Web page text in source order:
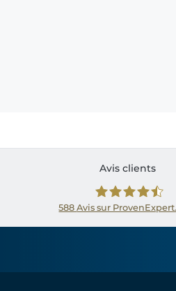
Avis clients
588Avis sur